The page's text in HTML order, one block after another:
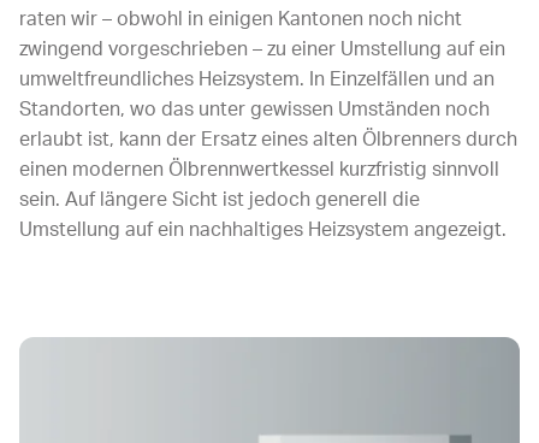
raten wir – obwohl in einigen Kantonen noch nicht
zwingend vorgeschrieben – zu einer Umstellung auf ein
umweltfreundliches Heizsystem. In Einzelfällen und an
Standorten, wo das unter gewissen Umständen noch
erlaubt ist, kann der Ersatz eines alten Ölbrenners durch
einen modernen Ölbrennwertkessel kurzfristig sinnvoll
sein. Auf längere Sicht ist jedoch generell die
Umstellung auf ein nachhaltiges Heizsystem angezeigt.